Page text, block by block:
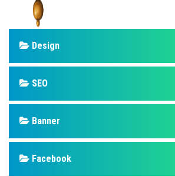
Design
SEO
Banner
Facebook